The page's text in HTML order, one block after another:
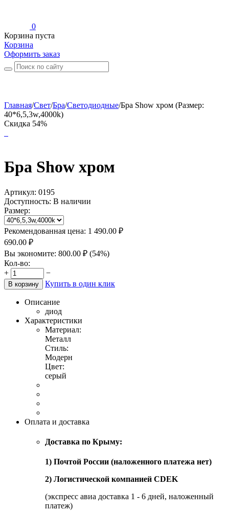
0
Корзина пуста
Корзина
Оформить заказ
Главная/Свет/Бра/Светодиодные/Бра Show хром (Размер:
40*6,5,3w,4000k)
Скидка 54%
Бра Show хром
Артикул: 0195
Доступность: В наличии
Размер:
Рекомендованная цена: 1 490.00 ₽
690.00 ₽
Вы экономите: 800.00 ₽ (54%)
Кол-во:
+
−
В корзину Купить в один клик
Описание
диод
Характеристики
Материал:
Металл
Стиль:
Модерн
Цвет:
серый
Оплата и доставка
Доставка по Крыму:
1) Почтой России (наложенного платежа нет)
2) Логистической компанией CDEK
(экспресс авиа доставка 1 - 6 дней, наложенный
платеж)